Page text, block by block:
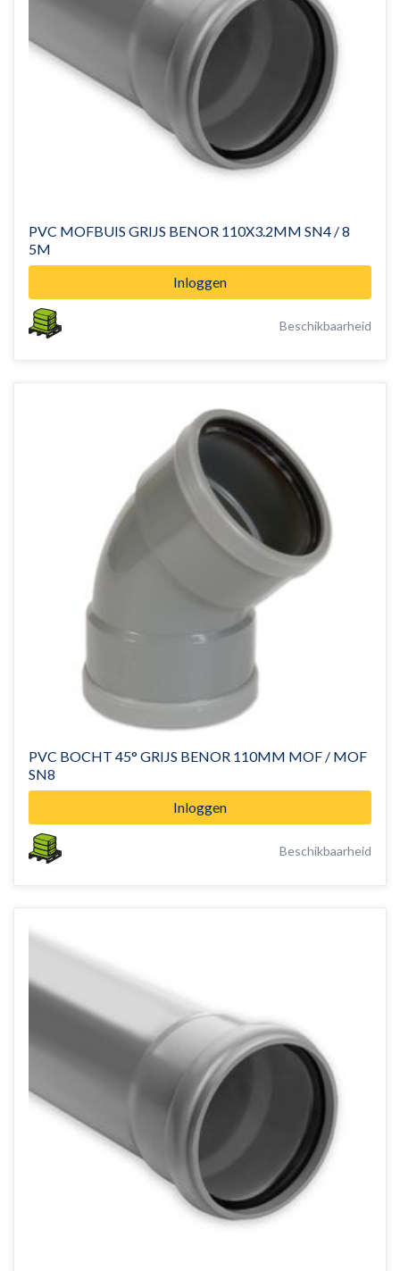
PVC MOFBUIS GRIJS BENOR 110X3.2MM SN4 / 8
5M
Inloggen
Beschikbaarheid
PVC BOCHT 45° GRIJS BENOR 110MM MOF / MOF
SN8
Inloggen
Beschikbaarheid